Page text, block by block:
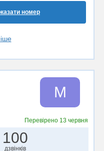
номер
М
Перевірено 13 червня
100
дзвінків